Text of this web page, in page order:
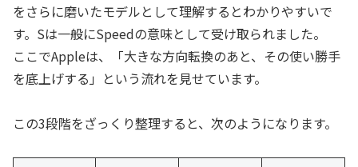
をさらに磨いたモデルとして理解するとわかりやすいで
す。Sは一般にSpeedの意味として受け取られました。
ここでAppleは、「大きな方向転換のあと、その使い勝手
を底上げする」という流れを見せています。
この3段階をざっくり整理すると、次のようになります。